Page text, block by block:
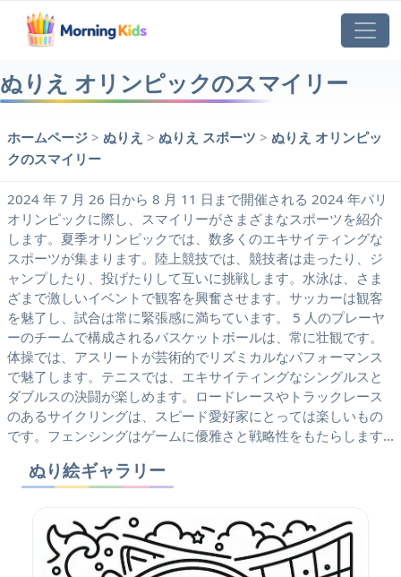
ぬりえ オリンピックのスマイリー
ホームページ > ぬりえ > ぬりえ スポーツ > ぬりえ オリンピッ
クのスマイリー
2024 年 7 月 26 日から 8 月 11 日まで開催される 2024 年パリ
オリンピックに際し、スマイリーがさまざまなスポーツを紹介
します。夏季オリンピックでは、数多くのエキサイティングな
スポーツが集まります。陸上競技では、競技者は走ったり、ジ
ャンプしたり、投げたりして互いに挑戦します。水泳は、さま
ざまで激しいイベントで観客を興奮させます。サッカーは観客
を魅了し、試合は常に緊張感に満ちています。 5 人のプレーヤ
ーのチームで構成されるバスケットボールは、常に壮観です。
体操では、アスリートが芸術的でリズミカルなパフォーマンス
で魅了します。テニスでは、エキサイティングなシングルスと
ダブルスの決闘が楽しめます。ロードレースやトラックレース
のあるサイクリングは、スピード愛好家にとっては楽しいもの
です。フェンシングはゲームに優雅さと戦略性をもたらします...
ぬり絵ギャラリー